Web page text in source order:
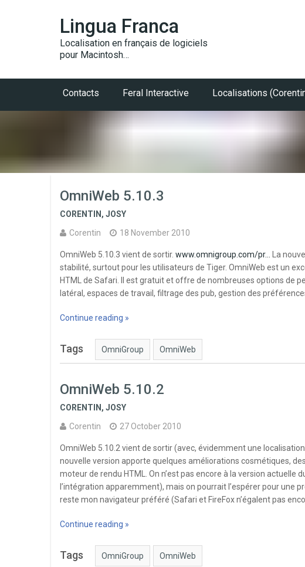
Lingua Franca
Localisation en français de logiciels
pour Macintosh…
Contacts Feral Interactive Localisations
OmniWeb 5.10.3
CORENTIN , JOSY
Corentin
18 November 2010
OmniWeb 5.10.3 vient de sortir. www.omnigroup.com/pr…
La
stabilité, surtout pour les utilisateurs de Tiger. OmniWeb est un
HTML de Safari. Il est gratuit et offre de nombreuses options de
latéral, espaces de travail, filtrage des pub, gestion des
Continue reading »
Tags OmniGroup OmniWeb
OmniWeb 5.10.2
CORENTIN , JOSY
Corentin
27 October 2010
OmniWeb 5.10.2 vient de sortir (avec, évidemment une
nouvelle version apporte quelques améliorations cosmétiques,
moteur de rendu HTML. On n’est pas encore à la version
l’intégration apparemment), mais on pourrait l’espérer pour une
reste mon navigateur préféré (Safari et FireFox n’égalent pas
Continue reading »
Tags OmniGroup OmniWeb